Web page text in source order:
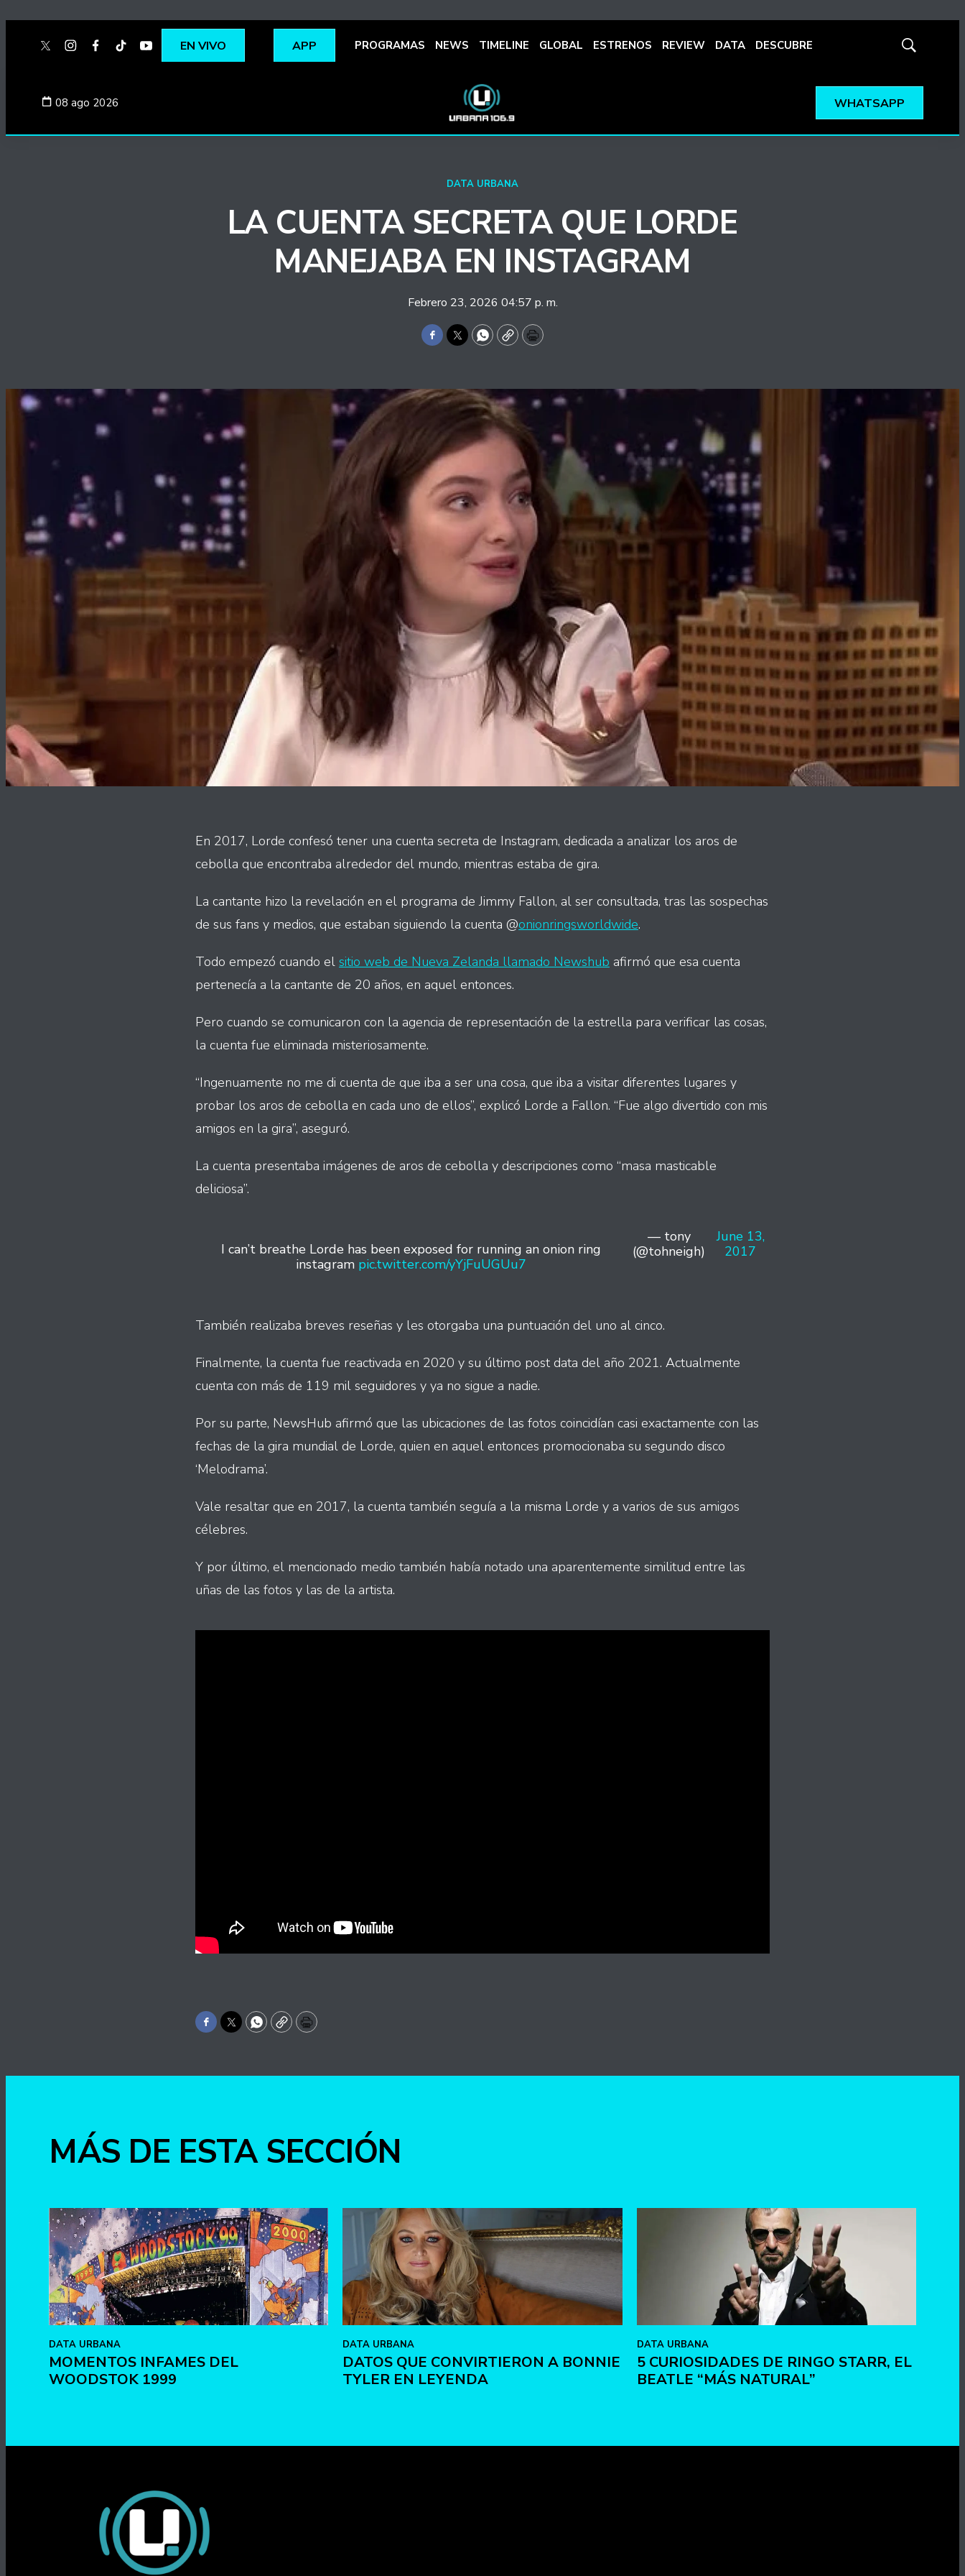
twitterinstagram
facebook
tiktokyoutubespotify
EN VIVO APP PROGRAMAS NEWS TIMELINE GLOBAL ESTRENOS REVIEW DATA DESCUBRE
Mostrar
08 ago 2026 WHATSAPP
DATA URBANA
LA CUENTA SECRETA QUE LORDE
MANEJABA EN INSTAGRAM
Febrero 23, 2026 04:57 p. m.
Facebook
TwitterWhatsApp
CopyPrint
En 2017, Lorde confesó tener una cuenta secreta de Instagram, dedicada a analizar los aros de
cebolla que encontraba alrededor del mundo, mientras estaba de gira.
La cantante hizo la revelación en el programa de Jimmy Fallon, al ser consultada, tras las sospechas
de sus fans y medios, que estaban siguiendo la cuenta @onionringsworldwide.
Todo empezó cuando el sitio web de Nueva Zelanda llamado Newshub afirmó que esa cuenta
pertenecía a la cantante de 20 años, en aquel entonces.
Pero cuando se comunicaron con la agencia de representación de la estrella para verificar las cosas,
la cuenta fue eliminada misteriosamente.
“Ingenuamente no me di cuenta de que iba a ser una cosa, que iba a visitar diferentes lugares y
probar los aros de cebolla en cada uno de ellos”, explicó Lorde a Fallon. “Fue algo divertido con mis
amigos en la gira”, aseguró.
La cuenta presentaba imágenes de aros de cebolla y descripciones como “masa masticable
deliciosa”.
I can’t breathe Lorde has been exposed for running an onion ring
instagram pic.twitter.com/yYjFuUGUu7
— tony
(@tohneigh)
June 13,
2017
También realizaba breves reseñas y les otorgaba una puntuación del uno al cinco.
Finalmente, la cuenta fue reactivada en 2020 y su último post data del año 2021. Actualmente
cuenta con más de 119 mil seguidores y ya no sigue a nadie.
Por su parte, NewsHub afirmó que las ubicaciones de las fotos coincidían casi exactamente con las
fechas de la gira mundial de Lorde, quien en aquel entonces promocionaba su segundo disco
‘Melodrama’.
Vale resaltar que en 2017, la cuenta también seguía a la misma Lorde y a varios de sus amigos
célebres.
Y por último, el mencionado medio también había notado una aparentemente similitud entre las
uñas de las fotos y las de la artista.
Facebook
TwitterWhatsApp
CopyPrint
MÁS DE ESTA SECCIÓN
DATA URBANA
MOMENTOS INFAMES DEL
WOODSTOK 1999
DATA URBANA
DATOS QUE CONVIRTIERON A BONNIE
TYLER EN LEYENDA
DATA URBANA
5 CURIOSIDADES DE RINGO STARR, EL
BEATLE “MÁS NATURAL”